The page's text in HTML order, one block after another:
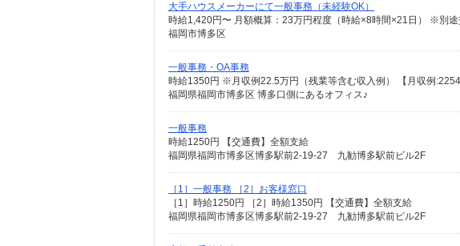
大手ハウスメーカーにて一般事務（未経験OK）
時給1,420円〜 月額概算：23万円程度（時給×8時間×21日） ※別
福岡市博多区
一般事務・OA事務
福岡県福岡市博多区 博多口側にあるオフィス♪
一般事務
時給1250円 【交通費】全額支給
福岡県福岡市博多区博多駅前2-19-27 九勧博多駅前ビル2F
［1］一般事務 ［2］お客様窓口
［1］時給1250円 ［2］時給1350円 【交通費】全額支給
福岡県福岡市博多区博多駅前2-19-27 九勧博多駅前ビル2F